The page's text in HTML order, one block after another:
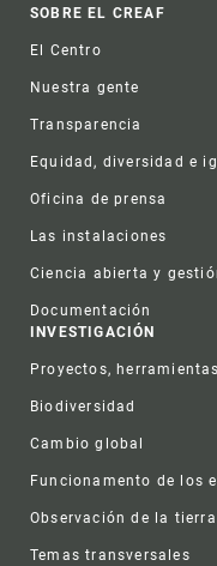
Footer
SOBRE EL CREAF
El Centro
Nuestra gente
Transparencia
Equidad, diversidad e
Oficina de prensa
Las instalaciones
Ciencia abierta y
Documentación
INVESTIGACIÓN
Proyectos,
Biodiversidad
Cambio global
Funcionamento de los
Observación de la tierra
Temas transversales